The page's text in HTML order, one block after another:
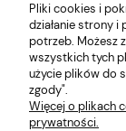
Dane firmy
Jak szukać?
Polityka
Regulamin
Pliki cookies i
działanie strony
potrzeb. Możesz
wszystkich tych
użycie plików do
zgody".
Więcej o plikach
prywatności.